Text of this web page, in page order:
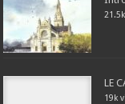
LE
19k